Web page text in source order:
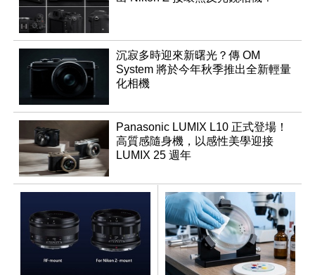
沉寂多時迎來新曙光？傳 OM
System 將於今年秋季推出全新輕量
化相機
Panasonic LUMIX L10 正式登場！
高質感隨身機，以感性美學迎接
LUMIX 25 週年